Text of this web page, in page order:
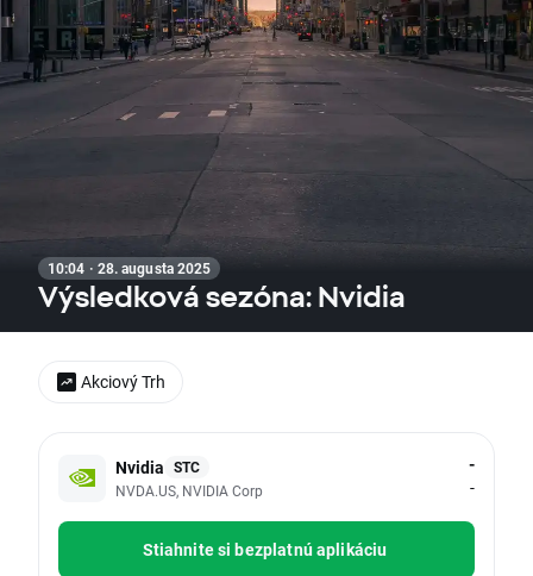
10:04 · 28. augusta 2025
Výsledková sezóna: Nvidia
Nvidia STC
NVDA.US, NVIDIA Corp
-
-
Stiahnite si bezplatnú aplikáciu
Akciový Trh